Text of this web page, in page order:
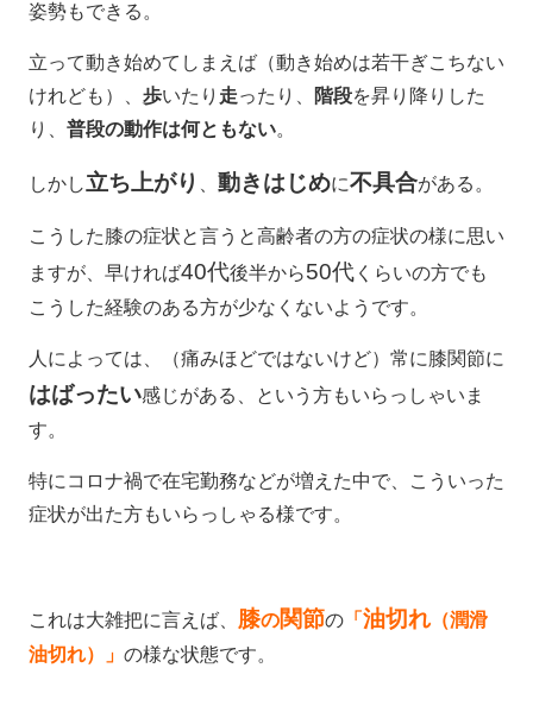
姿勢もできる。
立って動き始めてしまえば（動き始めは若干ぎこちない
けれども）、 歩いたり 走ったり、 階段を昇り降りした
り、 普段の動作は何ともない。
しかし立ち上がり 動きはじめに不具合がある。
こうした膝の症状と言うと高齢者の方の症状の様に思い
ますが、早ければ40代後半から50代くらいの方でも
こうした経験のある方が少なくないようです。
人によっては、（痛みほどではないけど）常に膝関節に
はばったい感じがある、という方もいらっしゃいま
す。
特にコロナ禍で在宅勤務などが増えた中で、こういった
症状が出た方もいらっしゃる様です。
これは大雑把に言えば、 膝の関節の「 油切れ（潤滑
油切れ）」 の様な状態です。